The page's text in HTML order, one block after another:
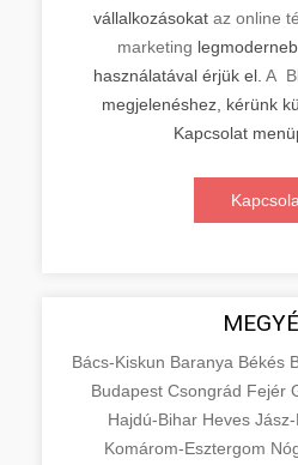
vállalkozásokat az online
marketing
használatával érjük el. A
megjelenéshez, kérünk
Kapcsolat
Bács-Kiskun Baranya Békés
Budapest Csongrád Fejér
Hajdú-Bihar Heves
Komárom-Esztergom